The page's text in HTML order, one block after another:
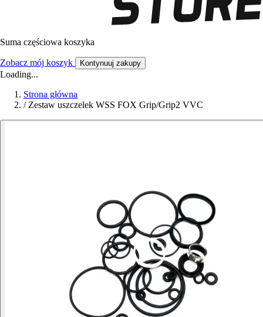
Suma częściowa koszyka
Zobacz mój koszyk Kontynuuj zakupy
Loading...
Strona główna
/ Zestaw uszczelek WSS FOX Grip/Grip2 VVC